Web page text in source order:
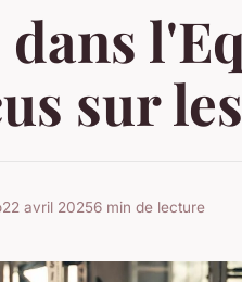
sur
22 avril 20256 min de lecture